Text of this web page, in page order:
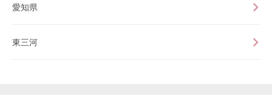
愛知県
東三河